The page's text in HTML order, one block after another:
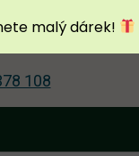
108
malý dárek!